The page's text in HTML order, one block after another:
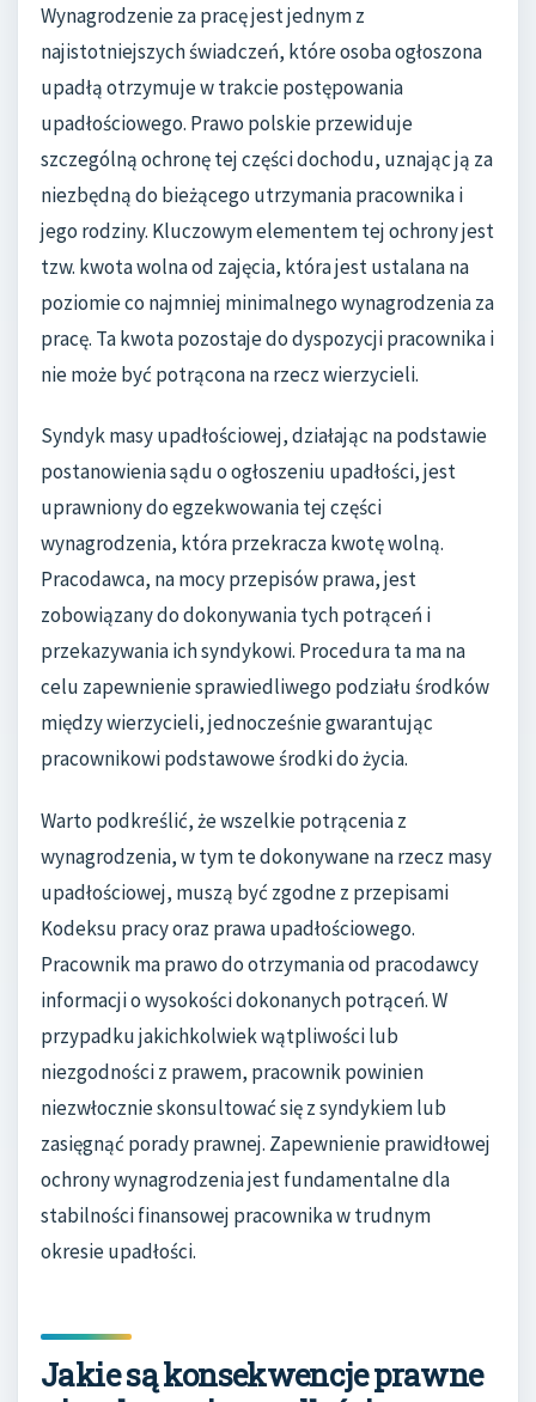
Wynagrodzenie za pracę jest jednym z
najistotniejszych świadczeń, które osoba ogłoszona
upadłą otrzymuje w trakcie postępowania
upadłościowego. Prawo polskie przewiduje
szczególną ochronę tej części dochodu, uznając ją za
niezbędną do bieżącego utrzymania pracownika i
jego rodziny. Kluczowym elementem tej ochrony jest
tzw. kwota wolna od zajęcia, która jest ustalana na
poziomie co najmniej minimalnego wynagrodzenia za
pracę. Ta kwota pozostaje do dyspozycji pracownika i
nie może być potrącona na rzecz wierzycieli.
Syndyk masy upadłościowej, działając na podstawie
postanowienia sądu o ogłoszeniu upadłości, jest
uprawniony do egzekwowania tej części
wynagrodzenia, która przekracza kwotę wolną.
Pracodawca, na mocy przepisów prawa, jest
zobowiązany do dokonywania tych potrąceń i
przekazywania ich syndykowi. Procedura ta ma na
celu zapewnienie sprawiedliwego podziału środków
między wierzycieli, jednocześnie gwarantując
pracownikowi podstawowe środki do życia.
Warto podkreślić, że wszelkie potrącenia z
wynagrodzenia, w tym te dokonywane na rzecz masy
upadłościowej, muszą być zgodne z przepisami
Kodeksu pracy oraz prawa upadłościowego.
Pracownik ma prawo do otrzymania od pracodawcy
informacji o wysokości dokonanych potrąceń. W
przypadku jakichkolwiek wątpliwości lub
niezgodności z prawem, pracownik powinien
niezwłocznie skonsultować się z syndykiem lub
zasięgnąć porady prawnej. Zapewnienie prawidłowej
ochrony wynagrodzenia jest fundamentalne dla
stabilności finansowej pracownika w trudnym
okresie upadłości.
Jakie są konsekwencje prawne